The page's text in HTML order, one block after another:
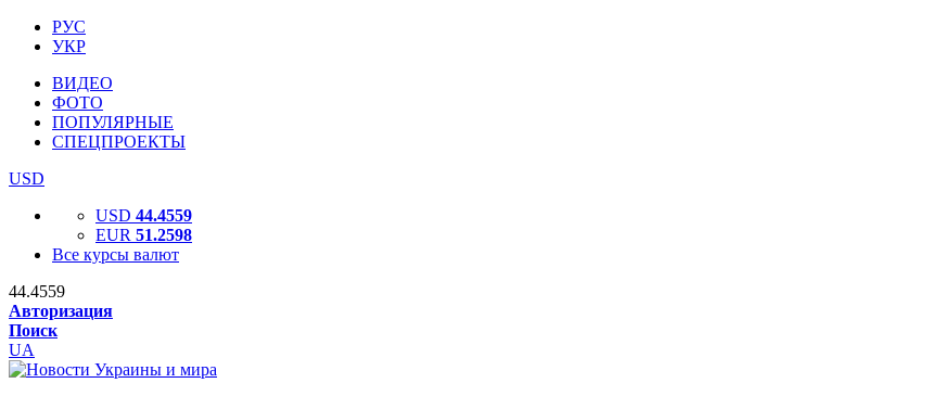
РУС
УКР
ВИДЕО
ФОТО
ПОПУЛЯРНЫЕ
СПЕЦПРОЕКТЫ
USD
USD 44.4559
EUR 51.2598
Все курсы валют
44.4559
Авторизация
Поиск
UA